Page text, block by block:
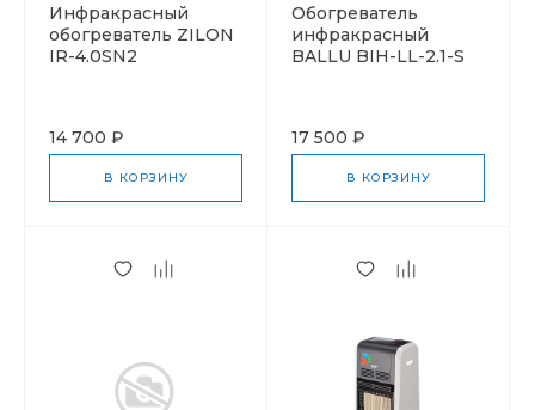
Инфракрасный
обогреватель ZILON
IR-4.0SN2
14 700 ₽
В КОРЗИНУ
Обогреватель
инфракрасный
BALLU BIH-LL-2.1-S
17 500 ₽
В КОРЗИНУ